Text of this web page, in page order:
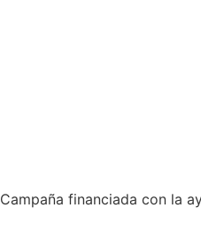
Campaña financiada con la